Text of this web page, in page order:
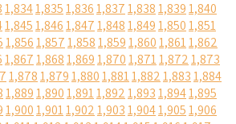
1,8341,8351,8361,8371,8381,8391,840
1,8451,8461,8471,8481,8491,8501,851
1,8561,8571,8581,8591,8601,8611,862
1,8671,8681,8691,8701,8711,8721,873
1,8781,8791,8801,8811,8821,8831,884
1,8891,8901,8911,8921,8931,8941,895
1,9001,9011,9021,9031,9041,9051,906